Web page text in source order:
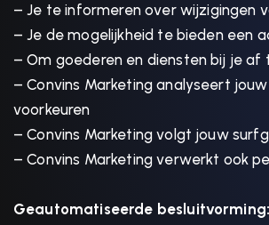
– Je te informeren over wijzigingen
– Je de mogelijkheid te bieden een
– Om goederen en diensten bij je af
– Convins Marketing analyseert
voorkeuren
– Convins Marketing volgt jouw
– Convins Marketing verwerkt ook
Geautomatiseerde besluitvorming: